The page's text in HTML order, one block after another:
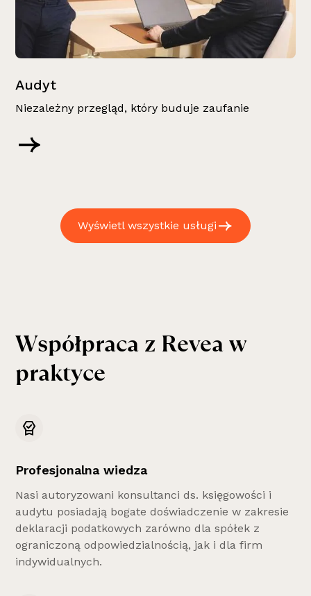
Audyt
Niezależny przegląd, który buduje zaufanie
Wyświetl wszystkie usługi
Współpraca z Revea w
praktyce
Profesjonalna wiedza
Nasi autoryzowani konsultanci ds. księgowości i
audytu posiadają bogate doświadczenie w zakresie
deklaracji podatkowych zarówno dla spółek z
ograniczoną odpowiedzialnością, jak i dla firm
indywidualnych.